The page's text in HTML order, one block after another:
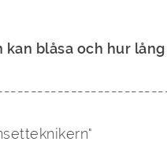
blåsa och hur